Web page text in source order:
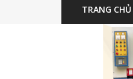
TRANG CHỦ